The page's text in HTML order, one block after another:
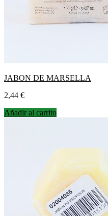
JABON DE MARSELLA
Precio
2,44 €
Añadir al carrito